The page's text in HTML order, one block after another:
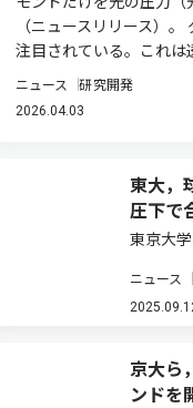
（ニュースリリース）
注目されている。これ
ニュース 研究開発
2026.04.03
東大，
圧下で
東京大
ンタン
ノサイ
ニュース
京大ら
ンドを